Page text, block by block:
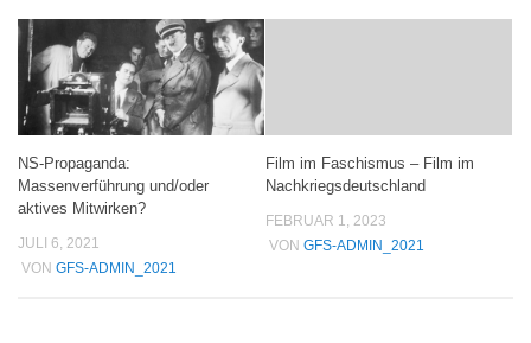
NS-Propaganda:
Massenverführung und/oder
aktives Mitwirken?
JULI 6, 2021
VON GFS-ADMIN_2021
Film im Faschismus – Film im
Nachkriegsdeutschland
FEBRUAR 1, 2023
VON GFS-ADMIN_2021